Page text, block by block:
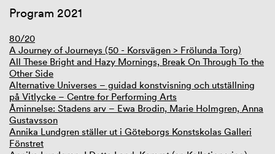
Program 2021
80/20
A Journey of Journeys (50 - Korsvägen > Frölunda Torg)
All These Bright and Hazy Mornings, Break On Through To the
Other Side
Alternative Universes – guidad konstvisning och utställning
på Vitlycke – Centre for Performing Arts
Åminnelse: Stadens arv – Ewa Brodin, Marie Holmgren, Anna
Gustavsson
Annika Lundgren ställer ut i Göteborgs Konstskolas Galleri
Fönstret